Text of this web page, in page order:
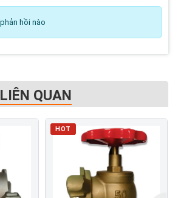
hồi nào
LIÊN QUAN
HOT